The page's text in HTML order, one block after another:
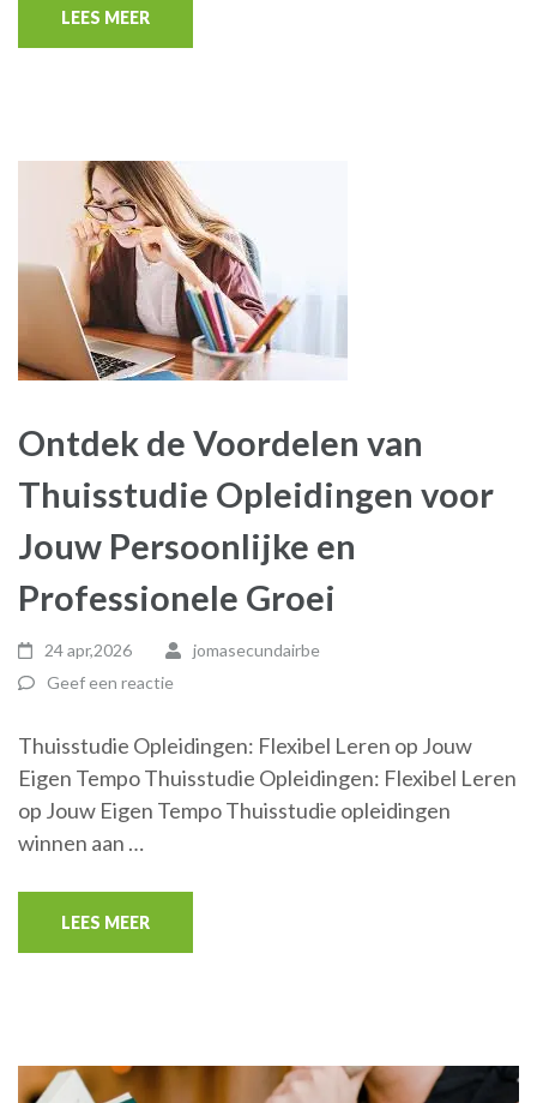
LEES MEER
Ontdek de Voordelen van
Thuisstudie Opleidingen voor
Jouw Persoonlijke en
Professionele Groei
24 apr,2026
jomasecundairbe
Geef een reactie
Thuisstudie Opleidingen: Flexibel Leren op Jouw
Eigen Tempo Thuisstudie Opleidingen: Flexibel Leren
op Jouw Eigen Tempo Thuisstudie opleidingen
winnen aan …
LEES MEER